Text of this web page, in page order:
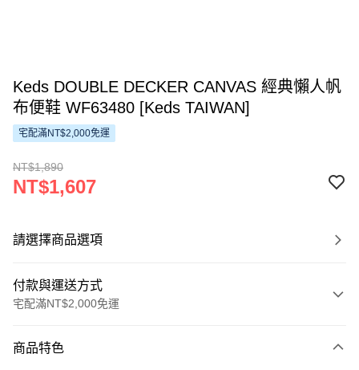
Keds DOUBLE DECKER CANVAS 經典懶人帆
布便鞋 WF63480 [Keds TAIWAN]
宅配滿NT$2,000免運
NT$1,890
NT$1,607
請選擇商品選項
付款與運送方式
宅配滿NT$2,000免運
信用卡一次付款
商品特色